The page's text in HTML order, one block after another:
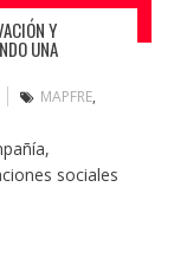
Y
UNA
MAPFRE,
sociales